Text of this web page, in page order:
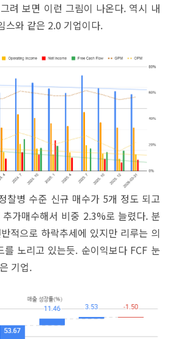
려 보면 이런 그림이 나온다. 역시 내
스와 같은 2.0 기업이다.
찰병 수준 신규 매수가 5개 정도 되고
추가매수해서 비중 2.3%로 늘렸다. 분
적으로 하락추세에 있지만 리루는 의
를 노리고 있는듯. 순이익보다 FCF 눈
기업.